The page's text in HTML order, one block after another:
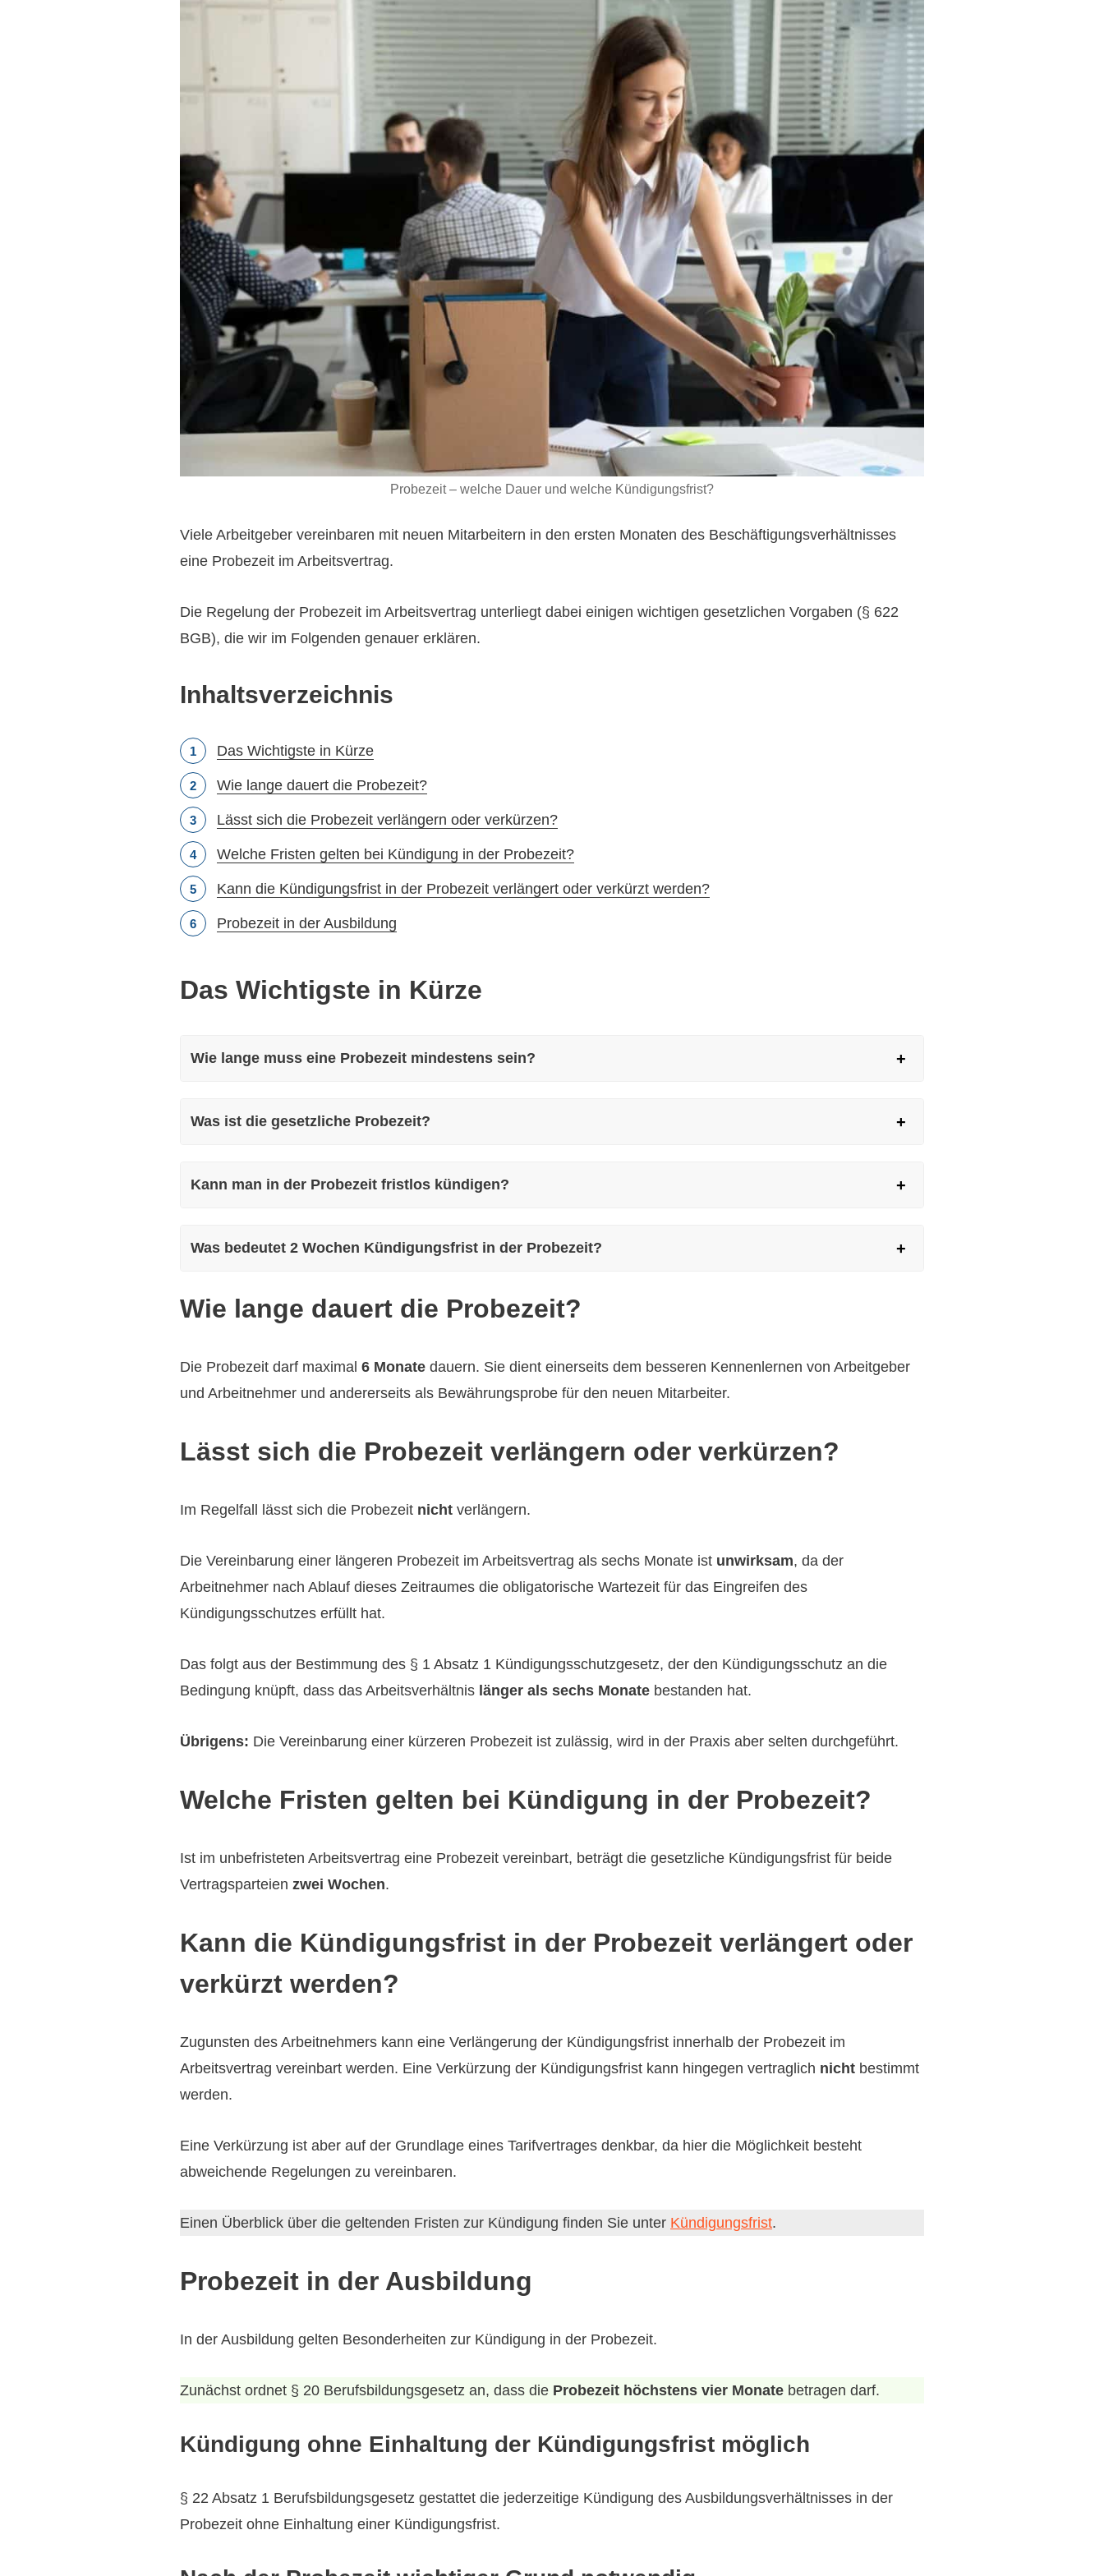
Probezeit – welche Dauer und welche Kündigungsfrist?
Viele Arbeitgeber vereinbaren mit neuen Mitarbeitern in den ersten Monaten des Beschäftigungsverhältnisses
eine Probezeit im Arbeitsvertrag.
Die Regelung der Probezeit im Arbeitsvertrag unterliegt dabei einigen wichtigen gesetzlichen Vorgaben (§ 622
BGB), die wir im Folgenden genauer erklären.
Inhaltsverzeichnis
Das Wichtigste in Kürze
Wie lange dauert die Probezeit?
Lässt sich die Probezeit verlängern oder verkürzen?
Welche Fristen gelten bei Kündigung in der Probezeit?
Kann die Kündigungsfrist in der Probezeit verlängert oder verkürzt werden?
Probezeit in der Ausbildung
Das Wichtigste in Kürze
Wie lange muss eine Probezeit mindestens sein?
Was ist die gesetzliche Probezeit?
Kann man in der Probezeit fristlos kündigen?
Was bedeutet 2 Wochen Kündigungsfrist in der Probezeit?
Wie lange dauert die Probezeit?
Die Probezeit darf maximal 6 Monate dauern. Sie dient einerseits dem besseren Kennenlernen von Arbeitgeber
und Arbeitnehmer und andererseits als Bewährungsprobe für den neuen Mitarbeiter.
Lässt sich die Probezeit verlängern oder verkürzen?
Im Regelfall lässt sich die Probezeit nicht verlängern.
Die Vereinbarung einer längeren Probezeit im Arbeitsvertrag als sechs Monate ist unwirksam, da der
Arbeitnehmer nach Ablauf dieses Zeitraumes die obligatorische Wartezeit für das Eingreifen des
Kündigungsschutzes erfüllt hat.
Das folgt aus der Bestimmung des § 1 Absatz 1 Kündigungsschutzgesetz, der den Kündigungsschutz an die
Bedingung knüpft, dass das Arbeitsverhältnis länger als sechs Monate bestanden hat.
Übrigens: Die Vereinbarung einer kürzeren Probezeit ist zulässig, wird in der Praxis aber selten durchgeführt.
Welche Fristen gelten bei Kündigung in der Probezeit?
Ist im unbefristeten Arbeitsvertrag eine Probezeit vereinbart, beträgt die gesetzliche Kündigungsfrist für beide
Vertragsparteien zwei Wochen.
Kann die Kündigungsfrist in der Probezeit verlängert oder
verkürzt werden?
Zugunsten des Arbeitnehmers kann eine Verlängerung der Kündigungsfrist innerhalb der Probezeit im
Arbeitsvertrag vereinbart werden. Eine Verkürzung der Kündigungsfrist kann hingegen vertraglich nicht bestimmt
werden.
Eine Verkürzung ist aber auf der Grundlage eines Tarifvertrages denkbar, da hier die Möglichkeit besteht
abweichende Regelungen zu vereinbaren.
Einen Überblick über die geltenden Fristen zur Kündigung finden Sie unter Kündigungsfrist.
Probezeit in der Ausbildung
In der Ausbildung gelten Besonderheiten zur Kündigung in der Probezeit.
Zunächst ordnet § 20 Berufsbildungsgesetz an, dass die Probezeit höchstens vier Monate betragen darf.
Kündigung ohne Einhaltung der Kündigungsfrist möglich
§ 22 Absatz 1 Berufsbildungsgesetz gestattet die jederzeitige Kündigung des Ausbildungsverhältnisses in der
Probezeit ohne Einhaltung einer Kündigungsfrist.